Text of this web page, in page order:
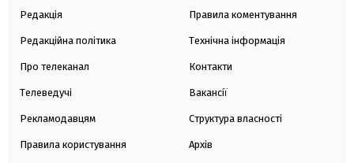
Редакція
Редакційна політика
Про телеканал
Телеведучі
Рекламодавцям
Правила користування
Правила коментування
Технічна інформація
Контакти
Вакансії
Структура власності
Архів